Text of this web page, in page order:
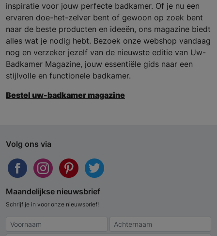
inspiratie voor jouw perfecte badkamer. Of je nu een
ervaren doe-het-zelver bent of gewoon op zoek bent
naar de beste producten en ideeën, ons magazine biedt
alles wat je nodig hebt. Bezoek onze webshop vandaag
nog en verzeker jezelf van de nieuwste editie van Uw-
Badkamer Magazine, jouw essentiële gids naar een
stijlvolle en functionele badkamer.
Bestel uw-badkamer magazine
Volg ons via
Maandelijkse nieuwsbrief
Schrijf je in voor onze nieuwsbrief!